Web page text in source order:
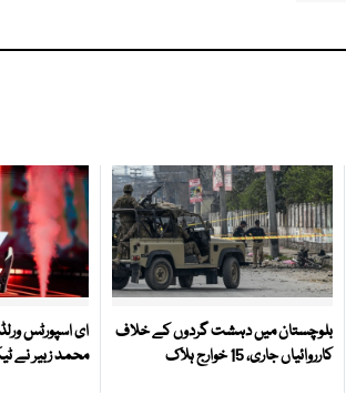
بلوچستان میں دہشت گردوں کے خلاف
کارروائیاں جاری، 15 خوارج ہلاک
ای اسپورٹس
محمد زبیر نے ٹیکن 8 ٹائٹل اپنے